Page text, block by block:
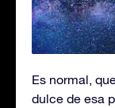
Es normal,
dulce de esa